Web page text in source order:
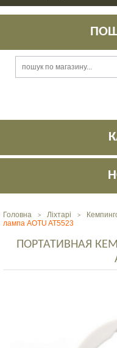
Головна > Ліхтарі >
лампа AOTU AT5523
ПОРТАТИВНАЯ